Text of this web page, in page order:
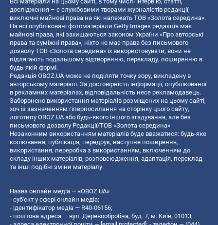
дослідження – є службовими творами журналістів редакції,
виключні майнові права на які належать ТОВ «Золота середина».
На всі опубліковані фотоматеріали Getty Images редакція має
майнові права, які захищаються законом України «Про авторські
права та суміжні права», ніхто не має права без письмового
дозволу ТОВ «Золота середина» їх використовувати, вони не
підлягають подальшому відтворенню, перекладу, поширенню в
будь-якій формі.
Редакція OBOZ.UA може не поділяти точку зору, викладену в
авторському матеріалі. За достовірність інформації, опублікованої
в рекламних матеріалах, відповідальність несе рекламодавець.
Заборонено використання матеріалів розміщених на цьому сайті,
хоч із зазначенням гіперпосилання на сторінку цього сайту,
логотипу OBOZ.UA або будь-якого іншого згадування, але без
письмового дозволу Редакції/ТОВ «Золота середина»
Незаконним використанням матеріалів буде вважатися: будь-яке
копiювання, публiкацiя, передрук, наступне поширення,
використання, переробка з використанням, включенням до
складу інших матеріалів, розповсюдження, адаптація, переклад
та інші подібні зміни матеріалу.
Назва онлайн медіа — «OBOZ.UA»
- суб'єкт у сфері онлайн медіа;
- ідентифікатор медіа — R40-06156;
- поштова адреса — вул. Деревообробна, буд. 7, м. Київ, 01013;